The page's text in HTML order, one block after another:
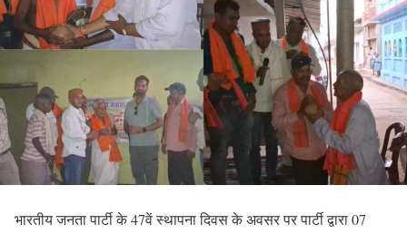
भारतीय जनता पार्टी के 47वें स्थापना दिवस के अवसर पर पार्टी द्वारा 07